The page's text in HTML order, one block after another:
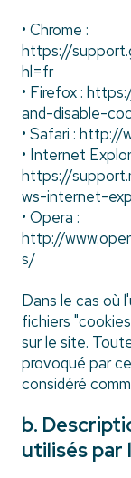
• Chrome :
https://
hl=fr
• Firefox :
and-disable-
• Safari :
• Internet
https://
ws-internet-
• Opera :
http://
s/
Dans le cas où
fichiers
sur le site.
provoqué par
considéré
b.
utilisés par